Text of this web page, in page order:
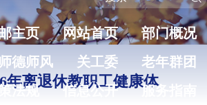
主页 网站首页
部门概况
师德师风 关工委
老年群团
法规
信息公开 服务指南
年离退休教职工健康体